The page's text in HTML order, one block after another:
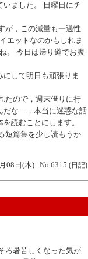
ました。 日曜日にチ
が，この減量も一過性
エットなのかもしれま
。 今日は帰り道でお腹
して明日も頑張りま
たので，週末借りに行
だな…，本当に迷惑な話
読むことにします。
短篇集を少し読もうか
08日(木) No.6315 (日記)
ろ暑苦しくなった気が